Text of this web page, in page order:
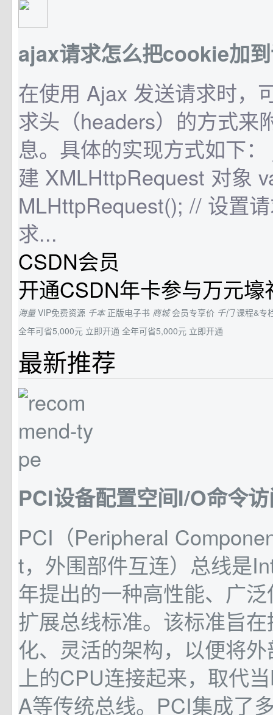
ajax请求怎么把cookie加
在使用 Ajax 发送请求时，
求头（headers）的方式来
息。具体的实现方式如下
建 XMLHttpRequest 对象
MLHttpRequest(); // 设置
求...
CSDN会员
开通CSDN年卡参与万元壕
海量VIP免费资源 千本 正版电子书 商城会员专享价 千门课程&专
全年可省5,000元 立即开通 全年可省5,000元 立即开通
最新推荐
PCI设备配置空间I/O命令
PCI（Peripheral
t，外围部件互连）总线是
年提出的一种高性能、广
扩展总线标准。该标准旨
化、灵活的架构，以便将
上的CPU连接起来，取代
A等传统总线。PCI集成了